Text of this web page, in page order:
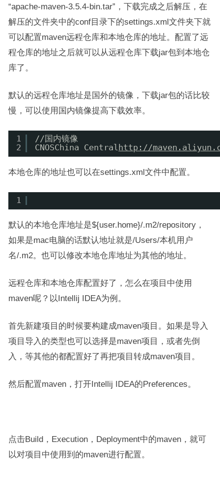
“apache-maven-3.5.4-bin.tar”，下载完成之后解压，在
解压的文件夹中的conf目录下的settings.xml文件夹下就
可以配置maven远程仓库和本地仓库的地址。配置了远
程仓库的地址之后就可以从远程仓库下载jar包到本地仓
库了。
默认的远程仓库地址是国外的镜像，下载jar包的话比较
慢，可以使用国内镜像提高下载效率。
1
2
//国内镜像
CNOSChina Central http://
本地仓库的地址也可以在settings.xml文件中配置。
1
默认的本地仓库地址是${user.home}/.m2/repository，
如果是mac电脑的话默认地址就是/Users/本机用户
名/.m2。也可以修改本地仓库地址为其他的地址。
远程仓库和本地仓库配置好了，怎么在项目中使用
maven呢？以Intellij IDEA为例。
首先新建项目的时候要构建成maven项目。如果是导入
项目导入的类型也可以选择是maven项目，或者先倒
入，等其他的都配置好了再把项目转成maven项目。
然后配置maven，打开Intellij IDEA的Preferences。
点击Build，Execution，Deployment中的maven，就可
以对项目中使用到的maven进行配置。